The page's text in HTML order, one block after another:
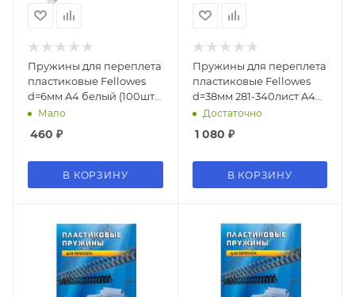
Пружины для переплета
пластиковые Fellowes
d=6мм A4 белый (100шт)
Lamirel LA-7866602 (LA-
Мало
460 ₽
В КОРЗИНУ
Пружины для переплета
пластиковые Fellowes
d=38мм 281-340лист A4
белый (50шт) FS-53494
Достаточно
1 080 ₽
В КОРЗИНУ